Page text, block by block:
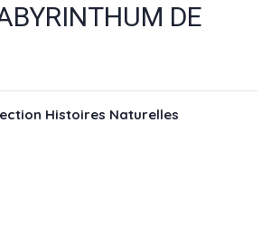
DE
Histoires Naturelles